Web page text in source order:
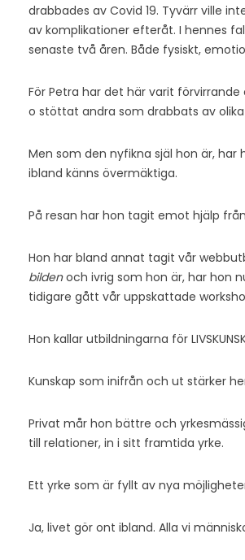
drabbades av Covid 19. Tyvärr ville
av komplikationer efteråt. I hennes
senaste två åren. Både fysiskt,
För Petra har det här varit
o stöttat andra som drabbats av
Men som den nyfikna själ hon är,
ibland känns övermäktiga.
På resan har hon tagit emot hjälp
Hon har bland annat tagit vår
bildenoch ivrig som hon är, har hon
tidigare gått vår uppskattade
Hon kallar utbildningarna för
Kunskap som inifrån och ut stärker
Privat mår hon bättre och
till relationer, in i sitt framtida yrke.
Ett yrke som är fyllt av nya
Ja, livet gör ont ibland. Alla vi